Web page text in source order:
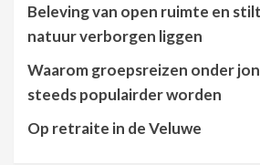
Beleving van open ruimte en
natuur verborgen liggen
Waarom groepsreizen onder
steeds populairder worden
Op retraite in de Veluwe